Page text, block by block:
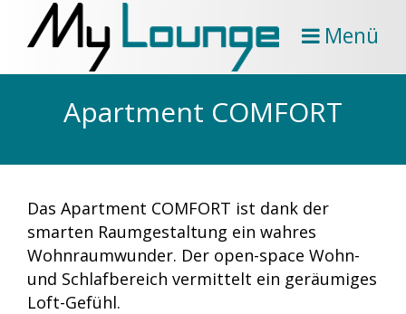
Menü
Apartment COMFORT
Das Apartment COMFORT ist dank der
smarten Raumgestaltung ein wahres
Wohnraumwunder. Der open-space Wohn-
und Schlafbereich vermittelt ein geräumiges
Loft-Gefühl.